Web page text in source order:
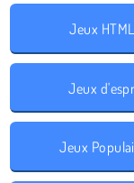
Jeux
Jeux
Jeux